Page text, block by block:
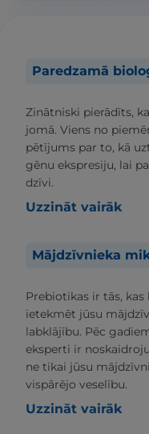
Paredzamā
Zinātniski pierādīts,
jomā. Viens no
pētījums par to, kā
gēnu ekspresiju, lai
dzīvi.
Uzzināt vairāk
Mājdzīvnieka
Prebiotikas ir tās,
ietekmēt jūsu
labklājību. Pēc
eksperti ir
ne tikai jūsu
vispārējo veselību.
Uzzināt vairāk